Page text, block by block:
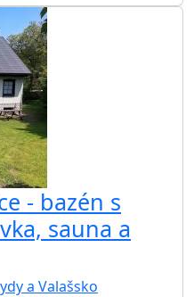
- bazén s
sauna a
a Valašsko